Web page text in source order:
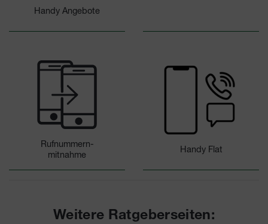
Handy Angebote
Rufnummern-
mitnahme
Handy Flat
Weitere Ratgeberseiten: